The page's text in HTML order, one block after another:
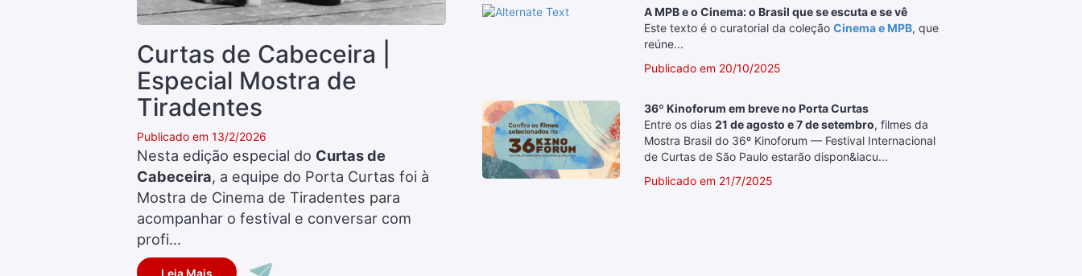
Curtas de Cabeceira |
Especial Mostra de
Tiradentes
Publicado em 13/2/2026
Nesta edição especial do Curtas de
Cabeceira, a equipe do Porta Curtas foi à
Mostra de Cinema de Tiradentes para
acompanhar o festival e conversar com
profi...
Leia Mais
A MPB e o Cinema: o Brasil que se escuta e se vê
Este texto é o curatorial da coleçãoCinema e MPB, que
reúne...
Publicado em 20/10/2025
36º Kinoforum em breve no Porta Curtas
Entre os dias21 de agosto e 7 de setembro, filmes da
Mostra Brasil do 36º Kinoforum — Festival Internacional
de Curtas de São Paulo estarão dispon&iacu...
Publicado em 21/7/2025